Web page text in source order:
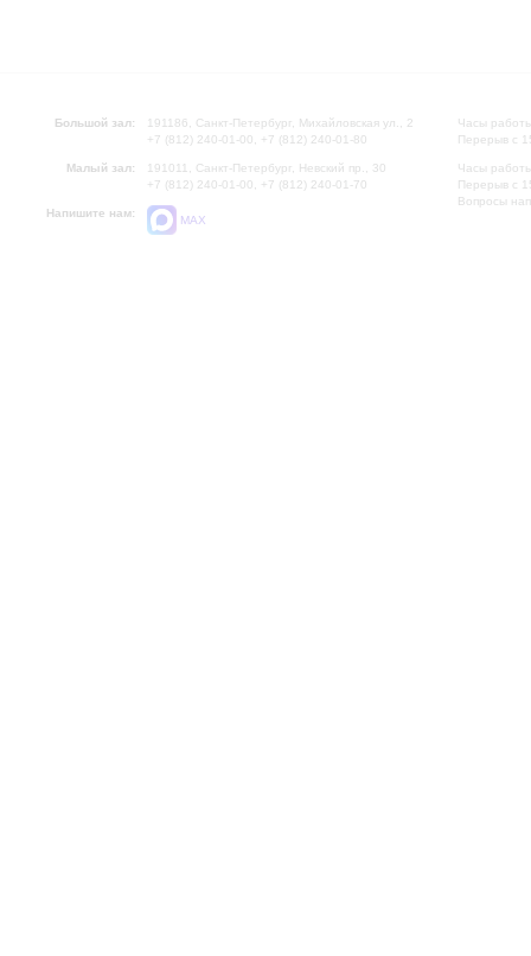
Большой зал:
191186, Санкт-Петербург, Михайловская ул., 2
+7 (812) 240-01-00, +7 (812) 240-01-80
Малый зал:
191011, Санкт-Петербург, Невский пр., 30
+7 (812) 240-01-00, +7 (812) 240-01-70
Напишите нам:
MAX
Часы
Перерыв с
Часы
Перерыв с
Вопросы